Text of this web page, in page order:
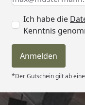
Ich habe die
Kenntnis
Anmelden
*Der Gutschein gilt ab